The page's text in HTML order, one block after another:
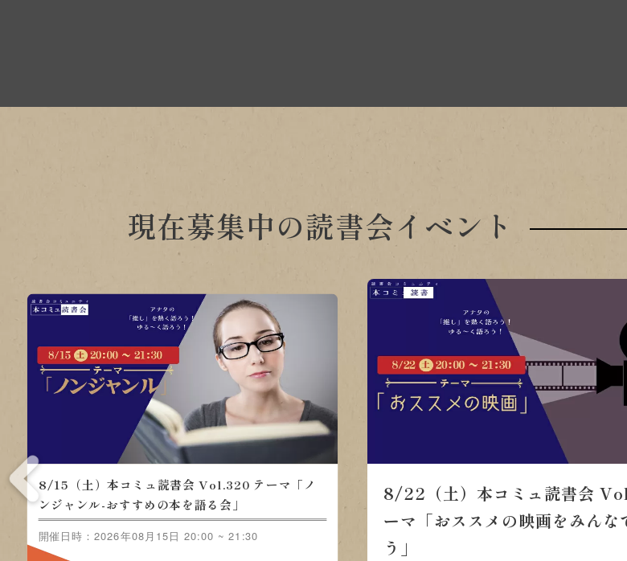
現在募集中の読書会イベント
8/15（土）本コミュ読書会 Vol.320 テーマ「ノ
ンジャンル-おすすめの本を語る会」
開催日時：2026年08月15日 20:00 ~ 21:30
8/22（土）本コミュ読書会
ーマ「おススメの映画をみんな
う」